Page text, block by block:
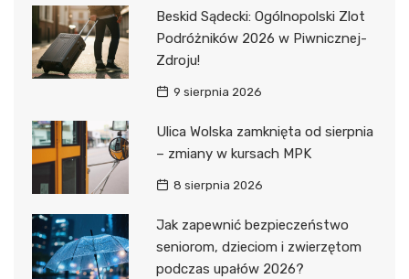
Beskid Sądecki: Ogólnopolski Zlot
Podróżników 2026 w Piwnicznej-
Zdroju!
9 sierpnia 2026
Ulica Wolska zamknięta od sierpnia
– zmiany w kursach MPK
8 sierpnia 2026
Jak zapewnić bezpieczeństwo
seniorom, dzieciom i zwierzętom
podczas upałów 2026?